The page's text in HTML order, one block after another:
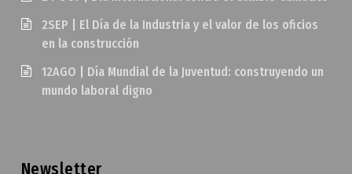
2SEP | El Día de la Industria y el valor de los oficios
en la construcción
12AGO | Día Mundial de la Juventud: construyendo un
mundo laboral digno
Newsletter